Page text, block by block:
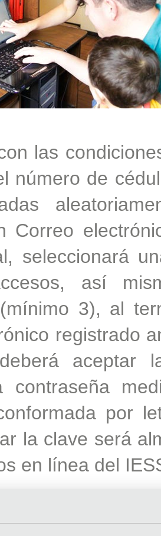
las
número de
Correo
seleccionará
así
3), al
registrado
aceptar
contraseña
por
la clave será
en línea del